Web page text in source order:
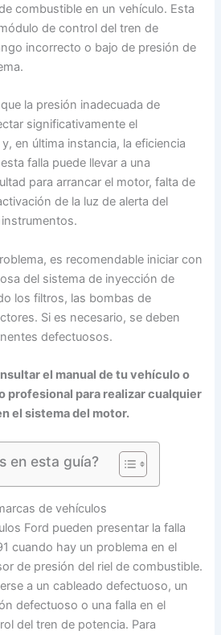
combustible en un vehículo. Esta
de control del tren de
incorrecto o bajo de presión de
la presión inadecuada de
significativamente el
en última instancia, la eficiencia
falla puede llevar a una
para arrancar el motor, falta de
de la luz de alerta del
es recomendable iniciar con
del sistema de inyección de
los filtros, las bombas de
Si es necesario, se deben
defectuosos.
el manual de tu vehículo o
profesional para realizar cualquier
el sistema del motor.
en esta guía?
de vehículos
Ford pueden presentar la falla
cuando hay un problema en el
de presión del riel de combustible.
a un cableado defectuoso, un
defectuoso o una falla en el
del tren de potencia. Para